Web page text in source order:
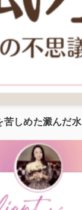
苦しめた澱んだ水